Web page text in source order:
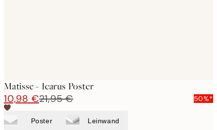
Matisse - Icarus Poster
10,98 €21,95 € 50%*
Poster Leinwand